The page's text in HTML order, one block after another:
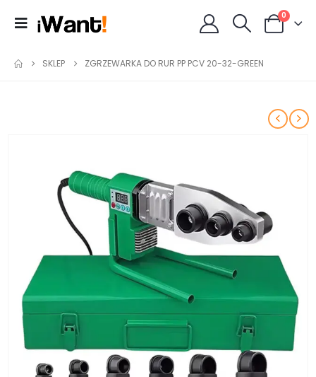
0
SKLEP ZGRZEWARKA DO RUR PP PCV 20-32-GREEN